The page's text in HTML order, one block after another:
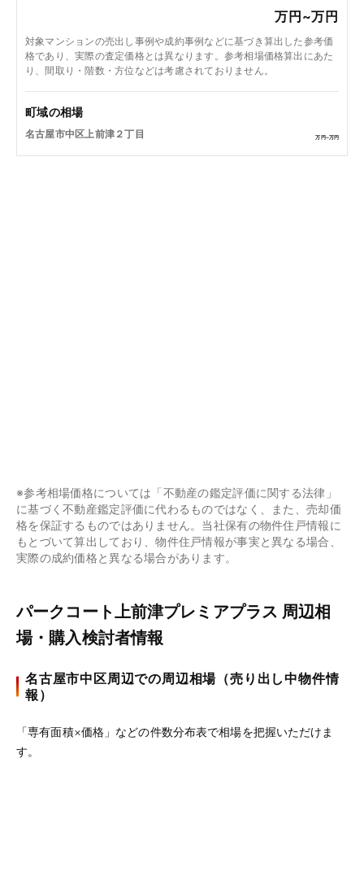
万円~万円
対象マンションの売出し事例や成約事例などに基づき算出した参考価
格であり、実際の査定価格とは異なります。参考相場価格算出にあた
り、間取り・階数・方位などは考慮されておりません。
町域の相場
名古屋市中区上前津２丁目 万円~万円
※参考相場価格については「不動産の鑑定評価に関する法律」
に基づく不動産鑑定評価に代わるものではなく、また、売却価
格を保証するものではありません。当社保有の物件住戸情報に
もとづいて算出しており、物件住戸情報が事実と異なる場合、
実際の成約価格と異なる場合があります。
パークコート上前津プレミアプラス 周辺相
場・購入検討者情報
名古屋市中区周辺での周辺相場（売り出し中物件情
報）
「専有面積×価格」などの件数分布表で相場を把握いただけま
す。